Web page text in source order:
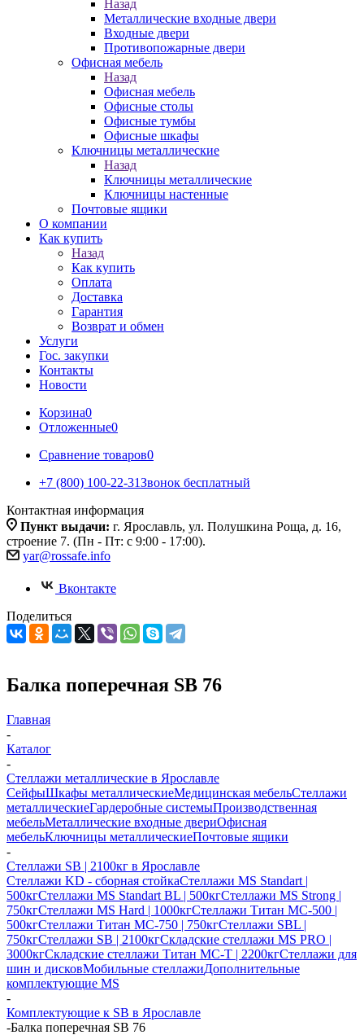
Назад
Металлические входные двери
Входные двери
Противопожарные двери
Офисная мебель
Назад
Офисная мебель
Офисные столы
Офисные тумбы
Офисные шкафы
Ключницы металлические
Назад
Ключницы металлические
Ключницы настенные
Почтовые ящики
О компании
Как купить
Назад
Как купить
Оплата
Доставка
Гарантия
Возврат и обмен
Услуги
Гос. закупки
Контакты
Новости
Корзина0
Отложенные0
Сравнение товаров0
+7 (800) 100-22-31Звонок бесплатный
Контактная информация
Пункт выдачи: г. Ярославль, ул. Полушкина Роща, д. 16,
строение 7. (Пн - Пт: с 9:00 - 17:00).
yar@rossafe.info
Вконтакте
Поделиться
Балка поперечная SB 76
Главная
-
Каталог
-
Стеллажи металлические в Ярославле
СейфыШкафы металлическиеМедицинская мебельСтеллажи
металлическиеГардеробные системыПроизводственная
мебельМеталлические входные двериОфисная
мебельКлючницы металлическиеПочтовые ящики
-
Стеллажи SB | 2100кг в Ярославле
Стеллажи KD - сборная стойкаСтеллажи MS Standart |
500кгСтеллажи MS Standart BL | 500кгСтеллажи MS Strong |
750кгСтеллажи MS Hard | 1000кгСтеллажи Титан МС-500 |
500кгСтеллажи Титан МС-750 | 750кгСтеллажи SBL |
750кгСтеллажи SB | 2100кгСкладские стеллажи MS PRO |
3000кгСкладские стеллажи Титан МС-Т | 2200кгСтеллажи для
шин и дисковМобильные стеллажиДополнительные
комплектующие MS
-
Комплектующие к SB в Ярославле
-Балка поперечная SB 76